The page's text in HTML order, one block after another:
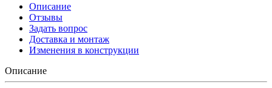
Описание
Отзывы
Задать вопрос
Доставка и монтаж
Изменения в конструкции
Описание